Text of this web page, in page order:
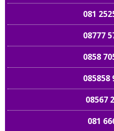
081
08777
0858
085858
08567
081